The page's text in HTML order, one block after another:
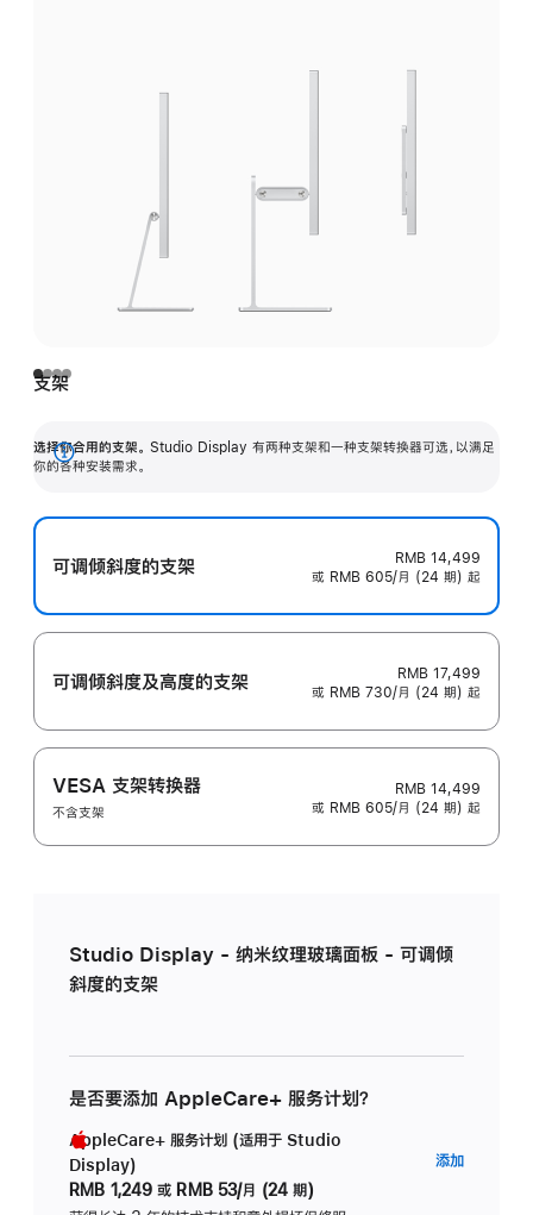
支架
选择你合用的支架。 Studio Display 有两种支架和一种支架转换器可选，以满足
你的各种安装需求。
展
可调倾斜度的支架
RMB 14,499
或 RMB 605/月 (24 期) 起
可调倾斜度及高‍度的支‍架
RMB 17,499
或 RMB 730/月 (24 期) 起
VESA 支架转换器
不含支架
RMB 14,499
或 RMB 605/月 (24 期) 起
Studio Display - 纳米纹理玻璃面板 - 可调倾
斜度的支架
是否要添加 AppleCare+ 服务计划？
AppleCare+ 服务计划 (适用于 Studio
Display)
RMB 1,249 或 RMB 53/月 (24 期)
添加